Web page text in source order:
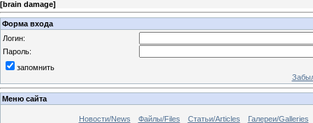
[brain damage]
Форма входа
Логин:
Пароль:
запомнить
Меню сайта
Новости/News Файлы/Files Статьи/Articles
Галереи/Galleries